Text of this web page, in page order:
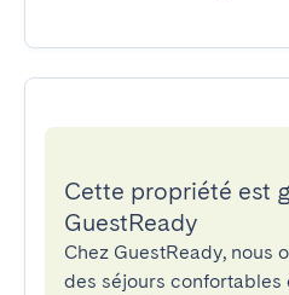
Cette propriété est
GuestReady
Chez GuestReady, nous
des séjours confortables